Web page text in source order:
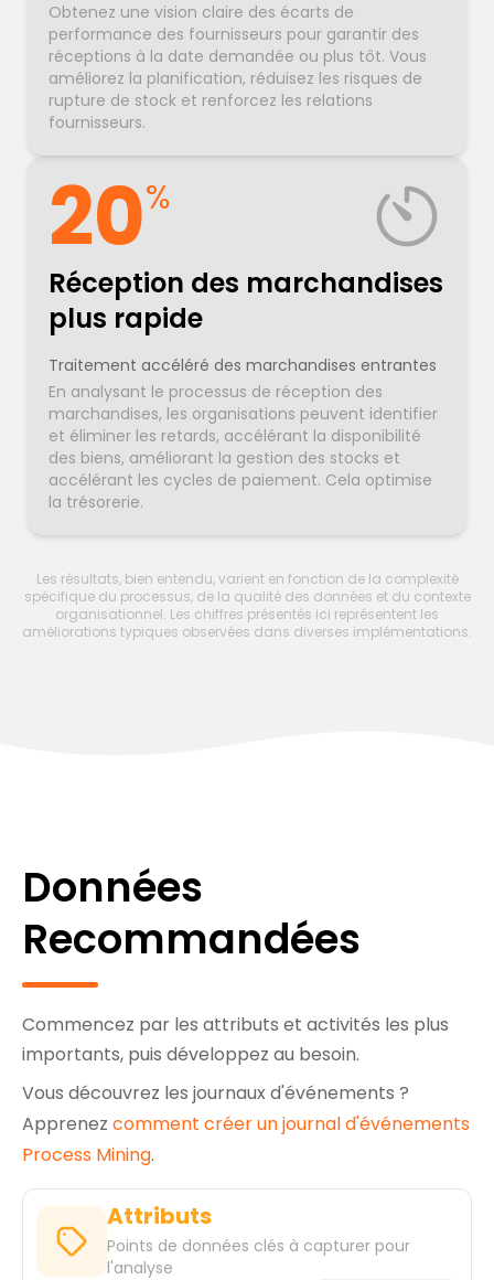
Obtenez une vision claire des écarts de
performance des fournisseurs pour garantir des
réceptions à la date demandée ou plus tôt. Vous
améliorez la planification, réduisez les risques de
rupture de stock et renforcez les relations
fournisseurs.
20%
Réception des marchandises
plus rapide
Traitement accéléré des marchandises entrantes
En analysant le processus de réception des
marchandises, les organisations peuvent identifier
et éliminer les retards, accélérant la disponibilité
des biens, améliorant la gestion des stocks et
accélérant les cycles de paiement. Cela optimise
la trésorerie.
Les résultats, bien entendu, varient en fonction de la complexité
spécifique du processus, de la qualité des données et du contexte
organisationnel. Les chiffres présentés ici représentent les
améliorations typiques observées dans diverses implémentations.
Données
Recommandées
Commencez par les attributs et activités les plus
importants, puis développez au besoin.
Vous découvrez les journaux d'événements ?
Apprenez comment créer un journal d'événements
Process Mining.
Attributs
Points de données clés à capturer pour
l'analyse